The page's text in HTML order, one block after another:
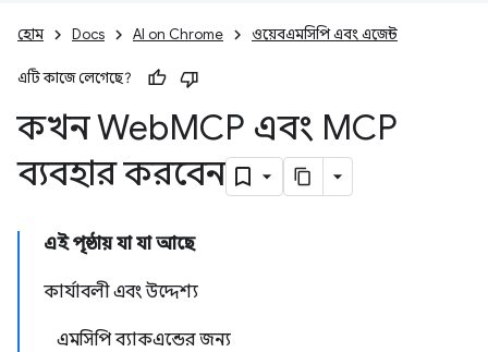
হোম Docs AI on Chrome ওয়েবএমসিপি এবং এজেন্ট
এটি কাজে লেগেছে?
কখন WebMCP এবং MCP
ব্যবহার করবেন
এই পৃষ্ঠায় যা যা আছে
কার্যাবলী এবং উদ্দেশ্য
এমসিপি ব্যাকএন্ডের জন্য